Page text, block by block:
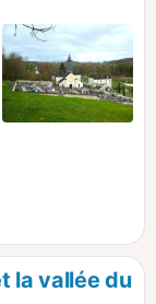
la vallée du